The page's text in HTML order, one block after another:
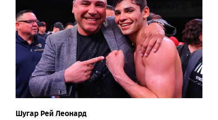
Шугар Рей Леонард